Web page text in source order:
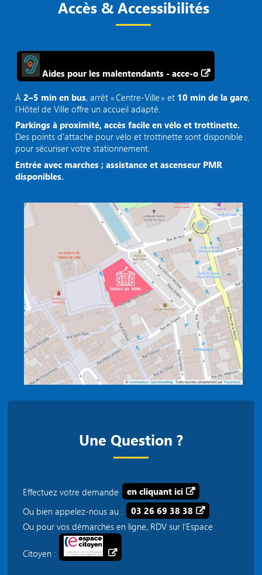
Accès & Accessibilités
Aides pour les malentendants - acce-o
À2–5 min en bus, arrêt « Centre‑Ville » et 10 min de la gare,
l’Hôtel de Ville offre un accueil adapté.
Parkings à proximité, accès facile en vélo et trottinette.
Des points d'attache pour vélo et trottinette sont disponible
pour sécuriser votre stationnement.
Entrée avec marches ; assistance et ascenseur PMR
disponibles.
Une Question ?
Effectuez votre demande
en cliquant ici
Ou bien appelez-nous au :
03 26 69 38 38
Ou pour vos démarches en ligne, RDV sur l'Espace
Citoyen :